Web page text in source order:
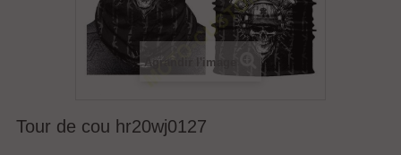
Agrandir l'image
Tour de cou hr20wj0127